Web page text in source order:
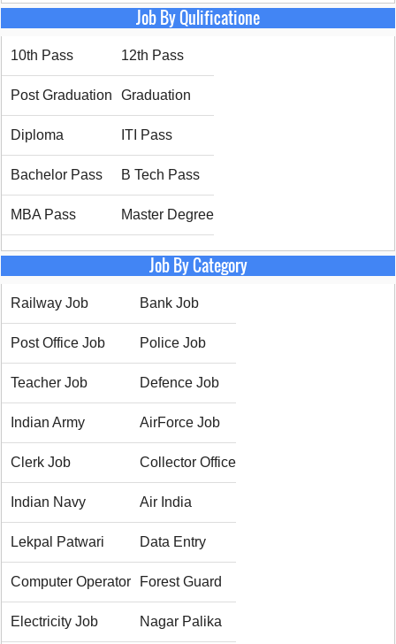
Job By Qulificatione
10th Pass 12th Pass
Post Graduation Graduation
Diploma ITI Pass
Bachelor Pass B Tech Pass
MBA Pass Master Degree
Job By Category
Railway Job Bank Job
Post Office Job Police Job
Teacher Job Defence Job
Indian Army AirForce Job
Clerk Job Collector Office
Indian Navy Air India
Lekpal Patwari Data Entry
Computer Operator Forest Guard
Electricity Job Nagar Palika